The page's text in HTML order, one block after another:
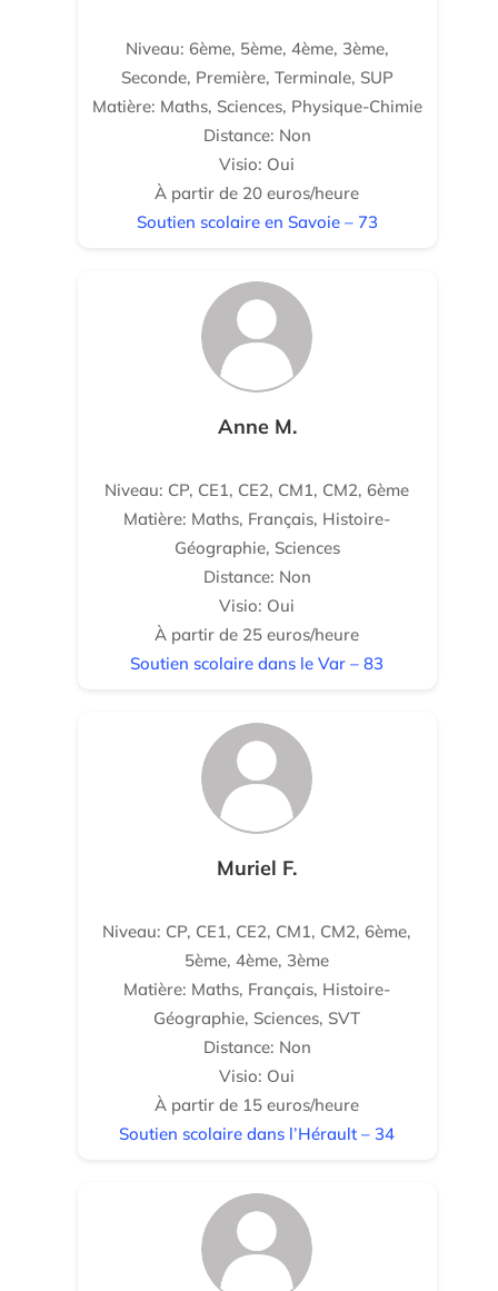
Niveau: 6ème, 5ème, 4ème, 3ème,
Seconde, Première, Terminale, SUP
Matière: Maths, Sciences, Physique-Chimie
Distance: Non
Visio: Oui
À partir de 20 euros/heure
Soutien scolaire en Savoie – 73
Anne M.
Niveau: CP, CE1, CE2, CM1, CM2, 6ème
Matière: Maths, Français, Histoire-
Géographie, Sciences
Distance: Non
Visio: Oui
À partir de 25 euros/heure
Soutien scolaire dans le Var – 83
Muriel F.
Niveau: CP, CE1, CE2, CM1, CM2, 6ème,
5ème, 4ème, 3ème
Matière: Maths, Français, Histoire-
Géographie, Sciences, SVT
Distance: Non
Visio: Oui
À partir de 15 euros/heure
Soutien scolaire dans l’Hérault – 34